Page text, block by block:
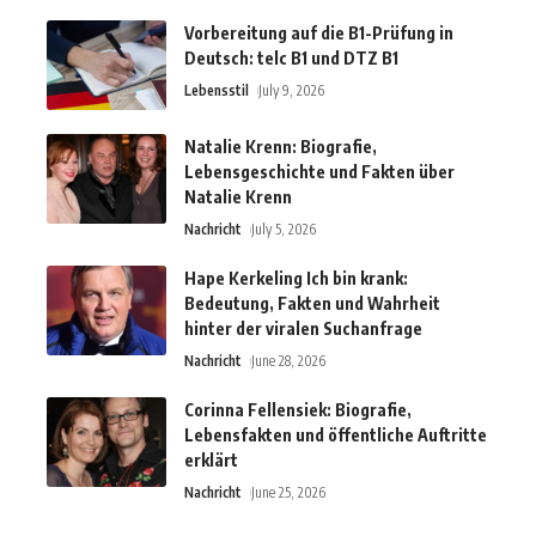
Vorbereitung auf die B1-Prüfung in
Deutsch: telc B1 und DTZ B1
Lebensstil July 9, 2026
Natalie Krenn: Biografie,
Lebensgeschichte und Fakten über
Natalie Krenn
Nachricht July 5, 2026
Hape Kerkeling Ich bin krank:
Bedeutung, Fakten und Wahrheit
hinter der viralen Suchanfrage
Nachricht June 28, 2026
Corinna Fellensiek: Biografie,
Lebensfakten und öffentliche Auftritte
erklärt
Nachricht June 25, 2026